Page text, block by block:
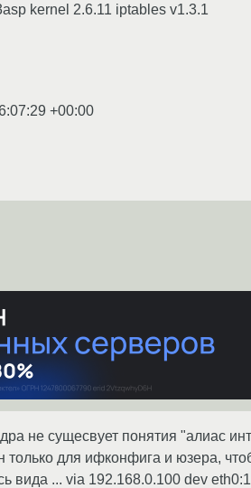
kernel 2.6.11 iptables v1.3.1
+00:00
не сущесвует понятия "алиас
только для ифконфига и юзера,
вида ... via 192.168.0.100 dev